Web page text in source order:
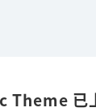
Theme 已